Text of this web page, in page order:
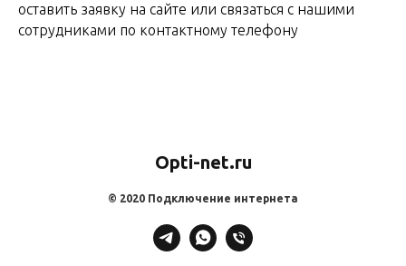
оставить заявку на сайте или связаться с нашими
сотрудниками по контактному телефону
Opti-net.ru
© 2020 Подключение интернета